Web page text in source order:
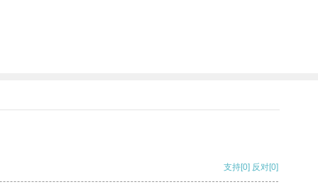
支持[0] 反对[0]